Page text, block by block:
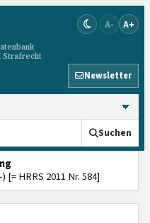
Strafrecht
A- A+
Newsletter
Suchen
[= HRRS 2011 Nr. 584]